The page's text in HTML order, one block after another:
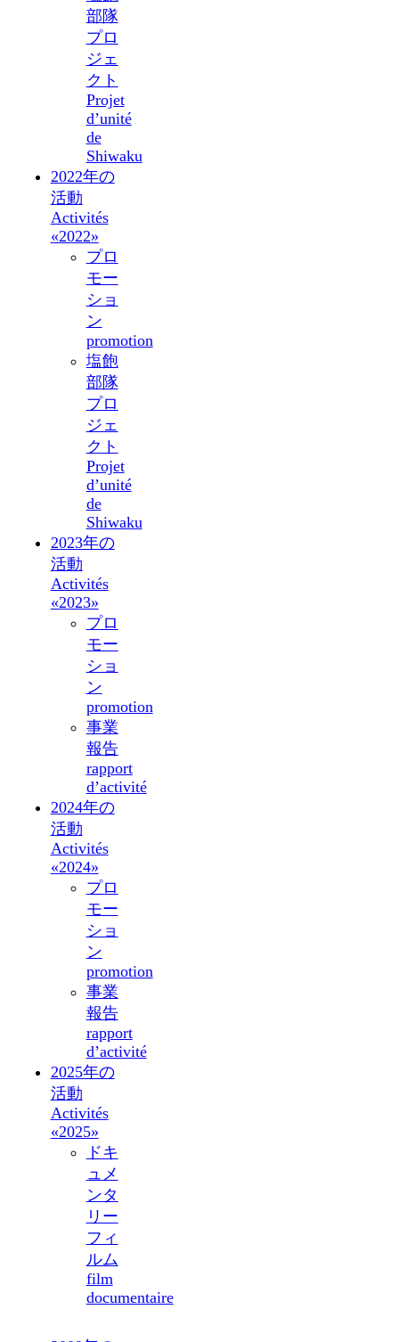
部隊
プロ
ジェ
クト
Projet
d’unité
de
Shiwaku
2022年の
活動
Activités
«2022»
プロ
モー
ショ
ン
promotion
塩飽
部隊
プロ
ジェ
クト
Projet
d’unité
de
Shiwaku
2023年の
活動
Activités
«2023»
プロ
モー
ショ
ン
promotion
事業
報告
rapport
d’activité
2024年の
活動
Activités
«2024»
プロ
モー
ショ
ン
promotion
事業
報告
rapport
d’activité
2025年の
活動
Activités
«2025»
ドキ
ュメ
ンタ
リー
フィ
ルム
film
documentaire